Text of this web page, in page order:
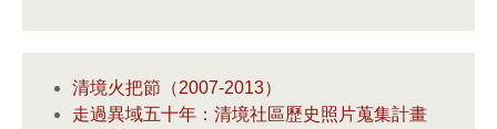
清境火把節（2007-2013）
走過異域五十年：清境社區歷史照片蒐集計畫